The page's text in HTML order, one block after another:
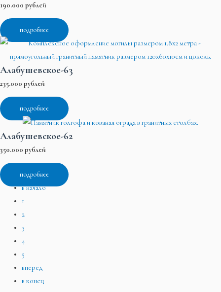
190.000 рублей
подробнее
Алабушевское-63
235.000 рублей
подробнее
Алабушевское-62
350.000 рублей
подробнее
в начало
1
2
3
4
5
вперед
в конец